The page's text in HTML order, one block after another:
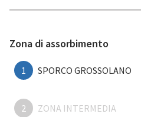
Zona di assorbimento
1 SPORCO GROSSOLANO
2 ZONA INTERMEDIA